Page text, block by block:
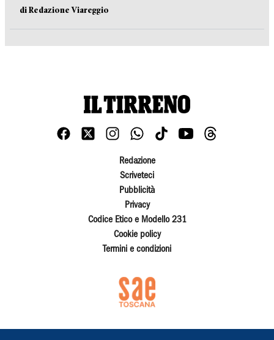
di Redazione Viareggio
Redazione
Scriveteci
Pubblicità
Privacy
Codice Etico e Modello 231
Cookie policy
Termini e condizioni